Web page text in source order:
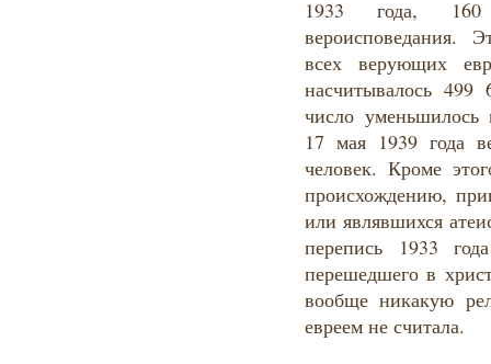
1933 года, 160
вероисповедания.
всех верующих
насчитывалось
число уменьшилось
17 мая 1939 года
человек. Кроме
происхождению,
или являвшихся
перепись 1933
перешедшего в
вообще никакую
евреем не считала.